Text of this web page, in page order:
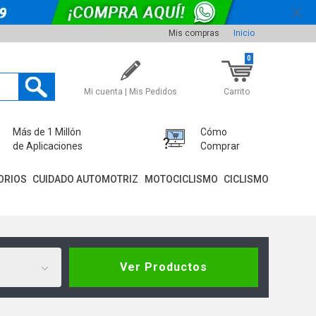
Mis compras Inicio
Mi cuenta | Mis Pedidos Carrito
0
Más de 1 Millón
de Aplicaciones
Cómo
Comprar
CUIDADO AUTOMOTRIZ MOTOCICLISMO CICLISMO
Ver Productos